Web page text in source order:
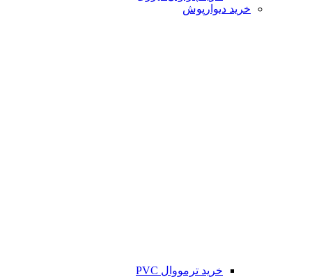
خرید دیوارپوش
خرید ترمووال PVC